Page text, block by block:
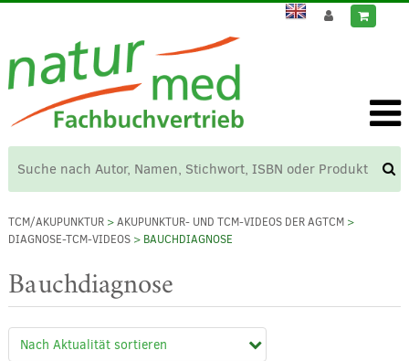
TCM/AKUPUNKTUR>AKUPUNKTUR- UND TCM-VIDEOS DER AGTCM>
DIAGNOSE-TCM-VIDEOS> BAUCHDIAGNOSE
Bauchdiagnose